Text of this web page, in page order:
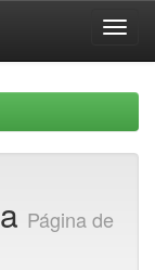
Página de